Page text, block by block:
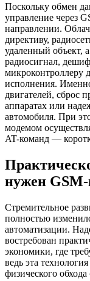
Поскольку обмен
управление через
направлении.
директиву,
удаленный объект,
радиосигнал,
микроконтроллеру
исполнения.
двигателей, сброс
аппаратах или
автомобиля. При
модемом
AT-команд —
нужен GSM-
Стремительное
полностью
автоматизации.
востребован
экономики, где
ведь эта
физического